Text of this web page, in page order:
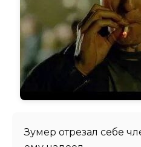
Зумер отрезал себе